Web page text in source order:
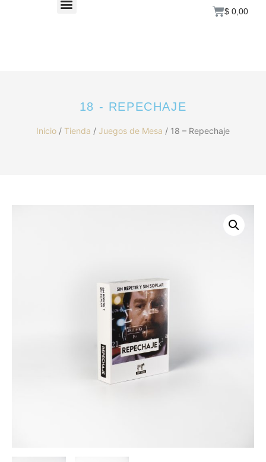
$ 0,00
18 - REPECHAJE
Inicio / Tienda / Juegos de Mesa / 18 – Repechaje